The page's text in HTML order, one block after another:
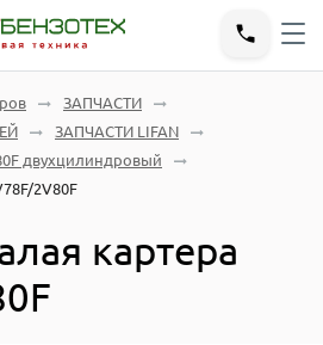
ЗАПЧАСТИ
ЗАПЧАСТИ LIFAN
двухцилиндровый
2V80F
картера